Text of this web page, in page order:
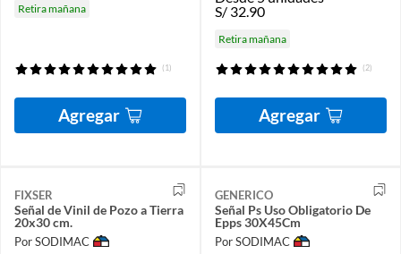
Retira mañana
(1)
Agregar
S/ 32.90
Retira mañana
(2)
Agregar
FIXSER
Señal de Vinil de Pozo a Tierra
20x30 cm.
Por SODIMAC
GENERICO
Señal Ps Uso Obligatorio De
Epps 30X45Cm
Por SODIMAC